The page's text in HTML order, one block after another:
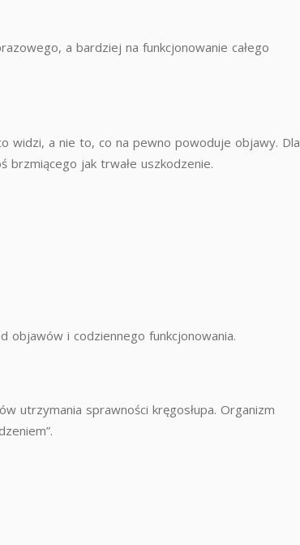
a bardziej na funkcjonowanie całego
widzi, a nie to, co na pewno powoduje objawy. Dla
brzmiącego jak trwałe uszkodzenie.
objawów i codziennego funkcjonowania.
utrzymania sprawności kręgosłupa. Organizm